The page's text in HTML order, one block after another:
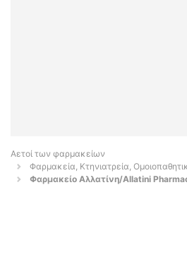
Αετοί των φαρμακείων
Φαρμακεία, Κτηνιατρεία,
Φαρμακείο Αλλατίνη/Allatini